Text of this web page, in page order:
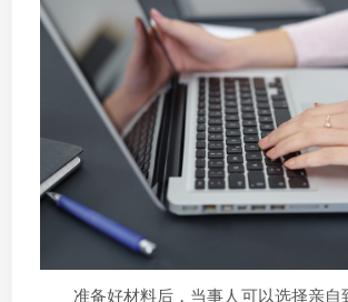
准备好材料后，当事人可以选择亲自